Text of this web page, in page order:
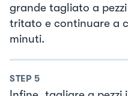
grande tagliato a
tritato e continuare a
minuti.
STEP 5